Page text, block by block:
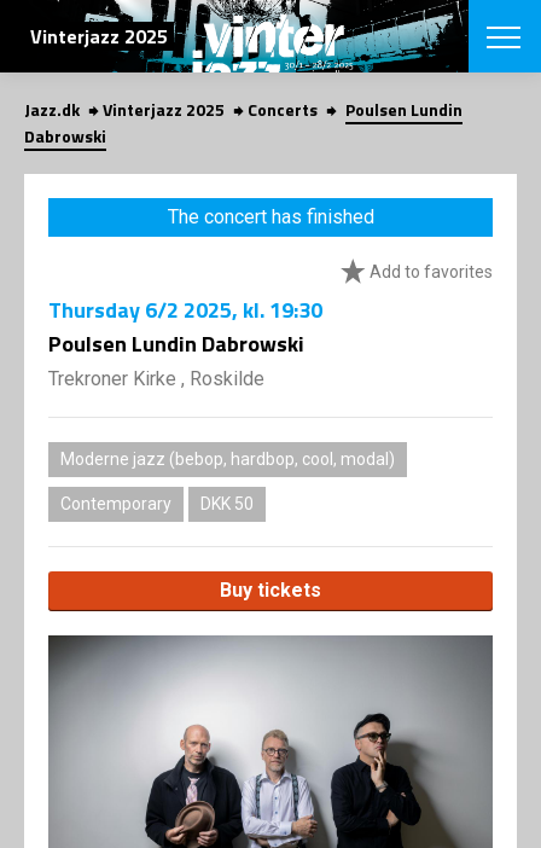
SEARCH
Vinterjazz 2025
Danish
CHOOSE
VINTERJAZZ
Themes
LOCATIONS
Jazz.dk Vinterjazz 2025 Concerts
Poulsen Lundin
Dabrowski
The concert has finished
Add to favorites
Thursday6/2 2025, kl. 19:30
Poulsen Lundin Dabrowski
Trekroner Kirke , Roskilde
Moderne jazz (bebop, hardbop, cool, modal)
Contemporary DKK 50
Buy tickets